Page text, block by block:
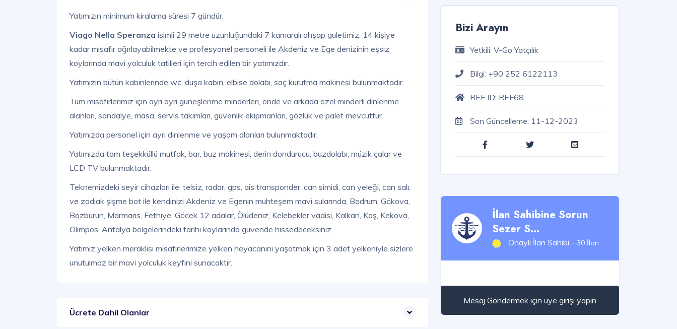
Yatımızın minimum kiralama süresi 7 gündür.
Viago Nella Speranza isimli 29 metre uzunluğundaki 7 kamaralı ahşap guletimiz, 14 kişiye
kadar misafir ağırlayabilmekte ve profesyonel personeli ile Akdeniz ve Ege denizinin eşsiz
koylarında mavi yolculuk tatilleri için tercih edilen bir yatımızdır.
Yatımızın bütün kabinlerinde wc, duşa kabin, elbise dolabı, saç kurutma makinesi bulunmaktadır.
Tüm misafirlerimiz için ayrı ayrı güneşlenme minderleri, önde ve arkada özel minderli dinlenme
alanları, sandalye, masa, servis takımları, güvenlik ekipmanları, gözlük ve palet mevcuttur.
Yatımızda personel için ayrı dinlenme ve yaşam alanları bulunmaktadır.
Yatımızda tam teşekküllü mutfak, bar, buz makinesi, derin dondurucu, buzdolabı, müzik çalar ve
LCD TV bulunmaktadır.
Teknemizdeki seyir cihazları ile; telsiz, radar, gps, ais transponder, can simidi, can yeleği, can salı,
ve zodiak şişme bot ile kendinizi Akdeniz ve Egenin muhteşem mavi sularında, Bodrum, Gökova,
Bozburun, Marmaris, Fethiye, Göcek 12 adalar, Ölüdeniz, Kelebekler vadisi, Kalkan, Kaş, Kekova,
Olimpos, Antalya bölgelerindeki tarihi koylarında güvende hissedeceksiniz.
Yatımız yelken meraklısı misafirlerimize yelken heyacanını yaşatmak için 3 adet yelkeniyle sizlere
unutulmaz bir mavi yolculuk keyfini sunacaktır.
Ücrete Dahil Olanlar
Bizi Arayın
Yetkili: V-Go Yatçılık
Bilgi: +90 252 6122113
REF ID: REF68
Son Güncelleme: 11-12-2023
İlan Sahibine Sorun
Sezer S...
Onaylı İlan Sahibi -30 İlan
Mesaj Göndermek için üye girişi yapın